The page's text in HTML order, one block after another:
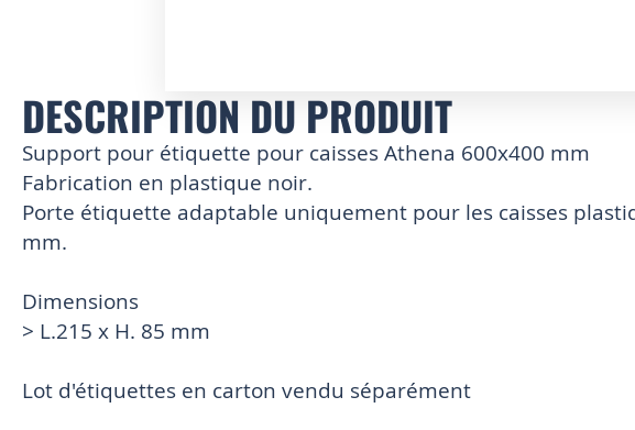
Skip
the
beginning
of
the
gallery
DESCRIPTION DU PRODUIT
Support pour étiquette pour caisses Athena 600x400 mm
Fabrication en plastique noir.
Porte étiquette adaptable uniquement pour les caisses
mm.
Dimensions
> L.215 x H. 85 mm
Lot d'étiquettes en carton vendu séparément